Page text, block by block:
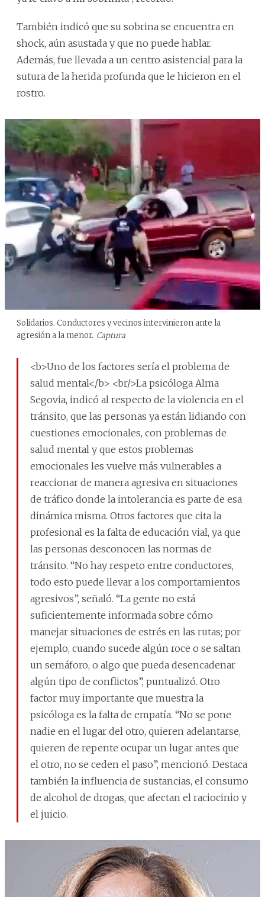
También indicó que su sobrina se encuentra en
shock, aún asustada y que no puede hablar.
Además, fue llevada a un centro asistencial para la
sutura de la herida profunda que le hicieron en el
rostro.
Solidarios. Conductores y vecinos intervinieron ante la
agresión a la menor. Captura
<b>Uno de los factores sería el problema de
salud mental</b> <br/>La psicóloga Alma
Segovia, indicó al respecto de la violencia en el
tránsito, que las personas ya están lidiando con
cuestiones emocionales, con problemas de
salud mental y que estos problemas
emocionales les vuelve más vulnerables a
reaccionar de manera agresiva en situaciones
de tráfico donde la intolerancia es parte de esa
dinámica misma. Otros factores que cita la
profesional es la falta de educación vial, ya que
las personas desconocen las normas de
tránsito. “No hay respeto entre conductores,
todo esto puede llevar a los comportamientos
agresivos”, señaló. “La gente no está
suficientemente informada sobre cómo
manejar situaciones de estrés en las rutas; por
ejemplo, cuando sucede algún roce o se saltan
un semáforo, o algo que pueda desencadenar
algún tipo de conflictos”, puntualizó. Otro
factor muy importante que muestra la
psicóloga es la falta de empatía. “No se pone
nadie en el lugar del otro, quieren adelantarse,
quieren de repente ocupar un lugar antes que
el otro, no se ceden el paso”, mencionó. Destaca
también la influencia de sustancias, el consumo
de alcohol de drogas, que afectan el raciocinio y
el juicio.